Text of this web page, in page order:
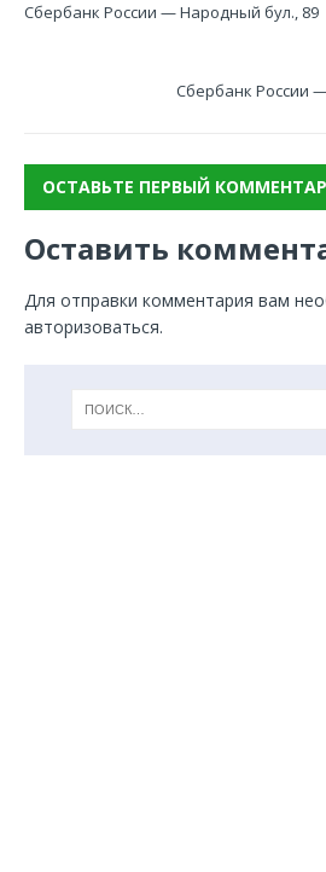
Сбербанк России — Народный бул., 89
Сбербанк России
ОСТАВЬТЕ ПЕРВЫЙ
Оставить
Для отправки комментария вам
авторизоваться.